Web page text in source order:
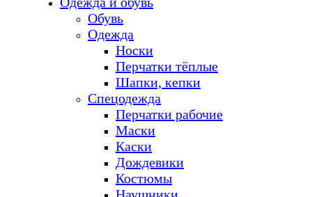
Обувь
Одежда
Носки
Перчатки тёплые
Шапки, кепки
Спецодежда
Перчатки рабочие
Маски
Каски
Дождевики
Костюмы